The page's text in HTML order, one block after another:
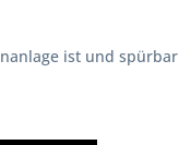
ist und